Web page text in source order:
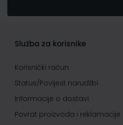
Služba za korisnike
Korisnički račun
Status/Povijest narudžbi
Informacije o dostavi
Povrat proizvoda i reklamacije